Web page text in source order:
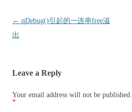
Post
navigation
← qDebug()引起的一连串free溢
出
Leave a Reply
Your email address will not be published.
*